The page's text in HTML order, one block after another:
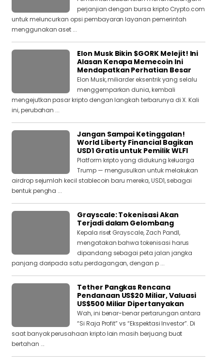
perjanjian dengan bursa kripto Crypto.com
untuk meluncurkan opsi pembayaran layanan pemerintah
menggunakan aset ...
Elon Musk Bikin $GORK Melejit! Ini
Alasan Kenapa Memecoin Ini
Mendapatkan Perhatian Besar
Elon Musk, miliarder eksentrik yang selalu
menggemparkan dunia, kembali
mengejutkan pasar kripto dengan langkah terbarunya di X. Kali
ini, perubahan ...
Jangan Sampai Ketinggalan!
World Liberty Financial Bagikan
USD1 Gratis untuk Pemilik WLFI
Platform kripto yang didukung keluarga
Trump — mengusulkan untuk melakukan
airdrop sejumlah kecil stablecoin baru mereka, USD1, sebagai
bentuk pengha ...
Grayscale: Tokenisasi Akan
Terjadi dalam Gelombang
Kepala riset Grayscale, Zach Pandl,
mengatakan bahwa tokenisasi harus
dipandang sebagai peta jalan jangka
panjang daripada satu perdagangan, dengan p ...
Tether Pangkas Rencana
Pendanaan US$20 Miliar, Valuasi
US$500 Miliar Dipertanyakan
Wah, ini benar-benar pertarungan antara
“Si Raja Profit” vs “Ekspektasi Investor”. Di
saat banyak perusahaan kripto lain masih berjuang buat
bertahan ...